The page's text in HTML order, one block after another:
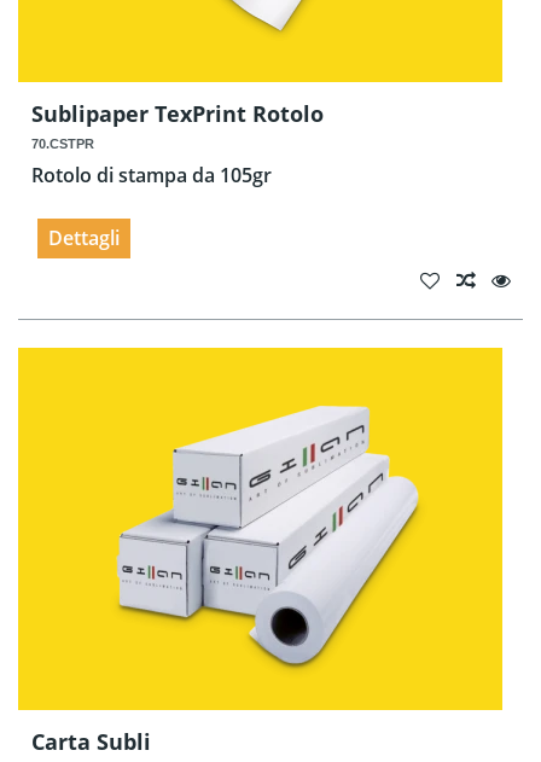
Sublipaper TexPrint Rotolo
70.CSTPR
Rotolo di stampa da 105gr
Dettagli
Carta Subli